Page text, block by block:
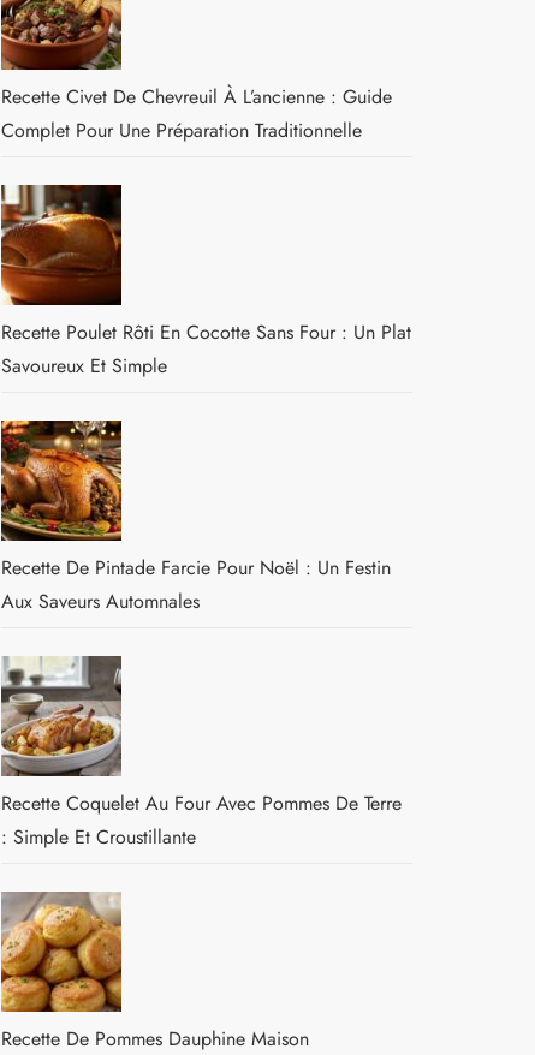
Recette Civet De Chevreuil À L’ancienne : Guide
Complet Pour Une Préparation Traditionnelle
Recette Poulet Rôti En Cocotte Sans Four : Un Plat
Savoureux Et Simple
Recette De Pintade Farcie Pour Noël : Un Festin
Aux Saveurs Automnales
Recette Coquelet Au Four Avec Pommes De Terre
: Simple Et Croustillante
Recette De Pommes Dauphine Maison